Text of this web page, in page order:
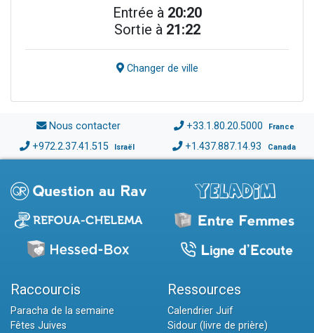
Entrée à 20:20
Sortie à 21:22
Changer de ville
Nous contacter +33.1.80.20.5000 France
+972.2.37.41.515 Israël +1.437.887.14.93 Canada
Raccourcis
Paracha de la semaine
Fêtes Juives
Ressources
Calendrier Juif
Sidour (livre de prière)